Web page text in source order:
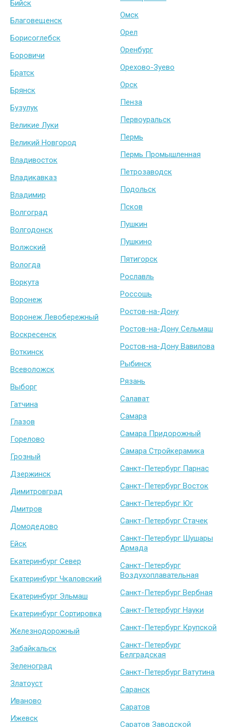
Бийск
Благовещенск
Борисоглебск
Боровичи
Братск
Брянск
Бузулук
Великие Луки
Великий Новгород
Владивосток
Владикавказ
Владимир
Волгоград
Волгодонск
Волжский
Вологда
Воркута
Воронеж
Воронеж Левобережный
Воскресенск
Воткинск
Всеволожск
Выборг
Гатчина
Глазов
Горелово
Грозный
Дзержинск
Димитровград
Дмитров
Домодедово
Ейск
Екатеринбург Север
Екатеринбург Чкаловский
Екатеринбург Эльмаш
Екатеринбург Сортировка
Железнодорожный
Забайкальск
Зеленоград
Златоуст
Иваново
Ижевск
Омск
Орел
Оренбург
Орехово-Зуево
Орск
Пенза
Первоуральск
Пермь
Пермь Промышленная
Петрозаводск
Подольск
Псков
Пушкин
Пушкино
Пятигорск
Рославль
Россошь
Ростов-на-Дону
Ростов-на-Дону Сельмаш
Ростов-на-Дону Вавилова
Рыбинск
Рязань
Салават
Самара
Самара Придорожный
Самара Стройкерамика
Санкт-Петербург Парнас
Санкт-Петербург Восток
Санкт-Петербург Юг
Санкт-Петербург Стачек
Санкт-Петербург Шушары
Армада
Санкт-Петербург
Воздухоплавательная
Санкт-Петербург Вербная
Санкт-Петербург Науки
Санкт-Петербург Крупской
Санкт-Петербург
Белградская
Санкт-Петербург Ватутина
Саранск
Саратов
Саратов Заводской